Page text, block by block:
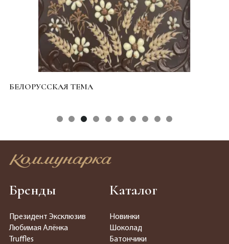
БЕЛОРУССКАЯ ТЕМА
Бренды
Президент Эксклюзив
Любимая Алёнка
Truffles
Каталог
Новинки
Шоколад
Батончики